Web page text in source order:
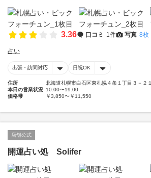
3.36 口コミ 1件 写真 8枚
占い
出張・訪問対応 日祝OK
住所
北海道札幌市白石区東札幌４条１丁目３－２１
本日の営業状況 10:00〜19:00
価格帯
￥3,850〜￥11,550
店舗公式
開運占い処 Solifer